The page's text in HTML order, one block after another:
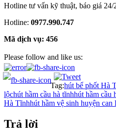
Hotline tư vấn kỹ thuật, báo giá 24/
Hotline: 0977.990.747
Mã dịch vụ: 456
Please follow and like us:
Tag:hút bể phốt Hà
lộchút hầm cầu hà tĩnhhút hầm cầu
Hà Tĩnhhút hầm vệ sinh huyện can
Trả lời